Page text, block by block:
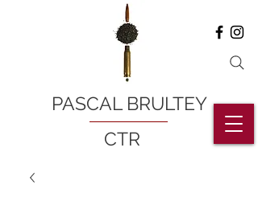
PASCAL BRULTEY
CTR